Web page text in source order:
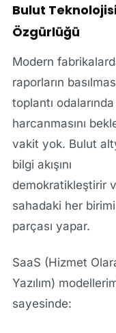
Bulut
Özgürlüğü
Modern
raporların
toplantı
harcanmasını
vakit yok. Bulut
bilgi akışını
demokratikleştirir
sahadaki her birimi
parçası yapar.
SaaS (Hizmet
Yazılım)
sayesinde: